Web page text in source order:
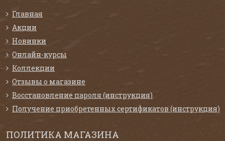
Главная
Акции
Новинки
Онлайн-курсы
Коллекции
Отзывы о магазине
Восстановление пароля (инструкция)
Получение приобретенных сертификатов (инструкция)
ПОЛИТИКА МАГАЗИНА